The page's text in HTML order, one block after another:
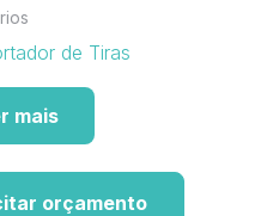
de Tiras
mais
orçamento